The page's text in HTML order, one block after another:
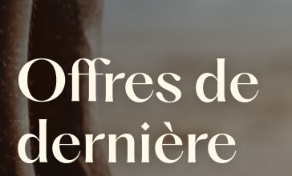
Offres de
dernière